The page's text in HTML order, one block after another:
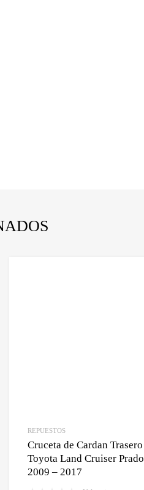
REPUESTOS
Cruceta de Cardan Trasero
Toyota Land Cruiser Prado
2009 – 2017